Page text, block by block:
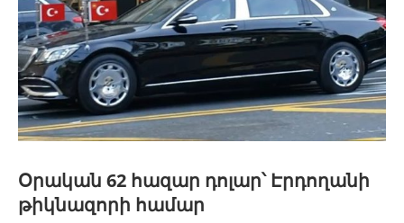
Օրական 62 հազար դոլար՝ Էրդողանի
թիկնազորի համար